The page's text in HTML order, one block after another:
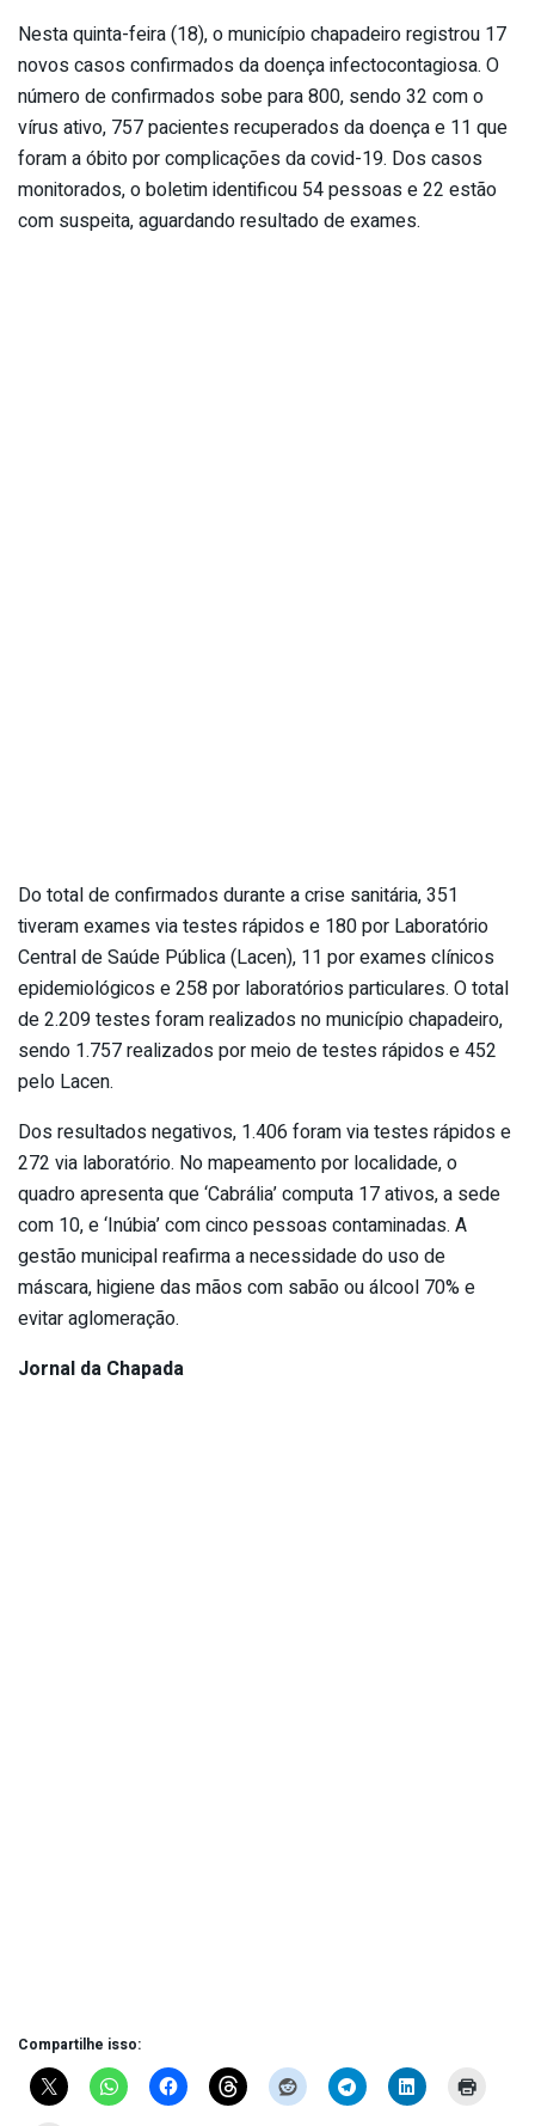
Nesta quinta-feira (18), o município chapadeiro registrou 17
novos casos confirmados da doença infectocontagiosa. O
número de confirmados sobe para 800, sendo 32 com o
vírus ativo, 757 pacientes recuperados da doença e 11 que
foram a óbito por complicações da covid-19. Dos casos
monitorados, o boletim identificou 54 pessoas e 22 estão
com suspeita, aguardando resultado de exames.
Do total de confirmados durante a crise sanitária, 351
tiveram exames via testes rápidos e 180 por Laboratório
Central de Saúde Pública (Lacen), 11 por exames clínicos
epidemiológicos e 258 por laboratórios particulares. O total
de 2.209 testes foram realizados no município chapadeiro,
sendo 1.757 realizados por meio de testes rápidos e 452
pelo Lacen.
Dos resultados negativos, 1.406 foram via testes rápidos e
272 via laboratório. No mapeamento por localidade, o
quadro apresenta que ‘Cabrália’ computa 17 ativos, a sede
com 10, e ‘Inúbia’ com cinco pessoas contaminadas. A
gestão municipal reafirma a necessidade do uso de
máscara, higiene das mãos com sabão ou álcool 70% e
evitar aglomeração.
Jornal da Chapada
Compartilhe isso: